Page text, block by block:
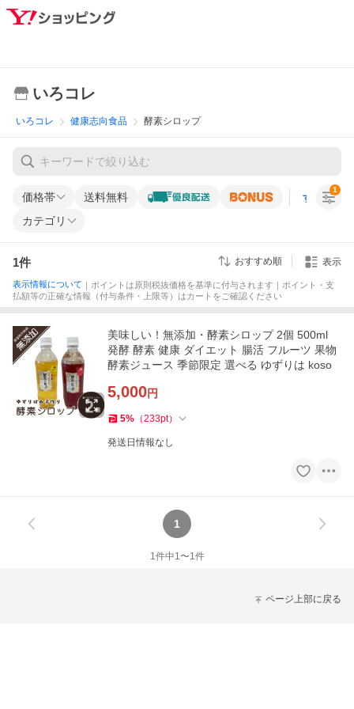
いろコレ
いろコレ 健康志向食品 酵素シロップ
価格帯 送料無料 すべての条
カテゴリ
1
1件 おすすめ順 表示
表示情報について ｜ポイントは原則税抜価格を基準に付与されます｜ポイント・支
払額等の正確な情報（付与条件・上限等）はカートをご確認ください
美味しい！無添加・酵素シロップ 2個 500ml
発酵 酵素 健康 ダイエット 腸活 フルーツ 果物
酵素ジュース 季節限定 選べる ゆずりは koso
5,000円
5% （233pt）
発送日情報なし
1
1件中1〜1件
ページ上部に戻る